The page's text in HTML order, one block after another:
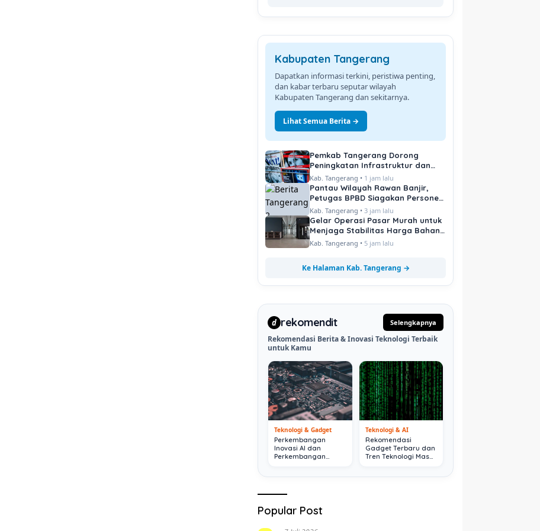
Kabupaten Tangerang
Dapatkan informasi terkini, peristiwa penting,
dan kabar terbaru seputar wilayah
Kabupaten Tangerang dan sekitarnya.
Lihat Semua Berita →
Pemkab Tangerang Dorong
Peningkatan Infrastruktur dan
Pelayanan Publik
Kab. Tangerang • 1 jam lalu
Pantau Wilayah Rawan Banjir,
Petugas BPBD Siagakan Personel
di Titik Kritis
Kab. Tangerang •3 jam lalu
Gelar Operasi Pasar Murah untuk
Menjaga Stabilitas Harga Bahan
Pokok
Kab. Tangerang • 5 jam lalu
Ke Halaman Kab. Tangerang →
d rekomendit Selengkapnya
Rekomendasi Berita & Inovasi Teknologi Terbaik
untuk Kamu
Teknologi & Gadget
Perkembangan
Inovasi AI dan
Perkembangan
Teknologi & AI
Rekomendasi
Gadget Terbaru dan
Tren Teknologi Masa
Popular Post